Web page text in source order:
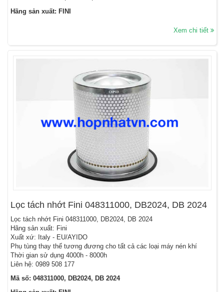
Hãng sản xuất: FINI
Xem chi tiết
Lọc tách nhớt Fini 048311000, DB2024, DB 2024
Lọc tách nhớt Fini 048311000, DB2024, DB 2024
Hãng sản xuất: Fini
Xuất xứ: Italy - EU/AYIDO
Phụ tùng thay thế tương đương cho tất cả các loại máy nén khí
Thời gian sử dụng 4000h - 8000h
Liên hệ: 0989 508 177
Mã số: 048311000, DB2024, DB 2024